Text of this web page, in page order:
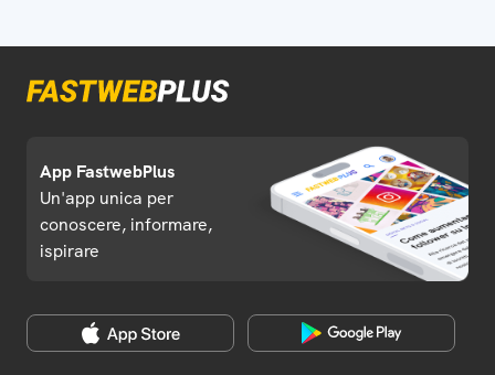
App FastwebPlus
Un'app unica per
conoscere, informare,
ispirare